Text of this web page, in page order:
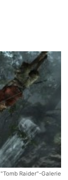
Raider"-Galerie